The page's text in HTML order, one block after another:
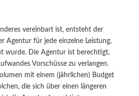
vereinbart ist, entsteht der
Agentur für jede einzelne Leistung,
wurde. Die Agentur ist berechtigt,
Vorschüsse zu verlangen.
mit einem (jährlichen) Budget
die sich über einen längeren